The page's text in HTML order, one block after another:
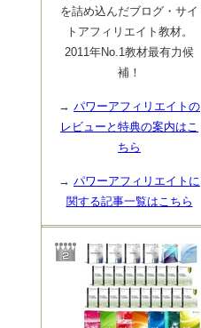
を詰め込んだブログ・サイ
トアフィリエイト教材。
2011年No.1教材最有力候
補！
→ パワーアフィリエイトの
レビューと特典の案内はこ
ちら
→ パワーアフィリエイトに
関する記事一覧はこちら